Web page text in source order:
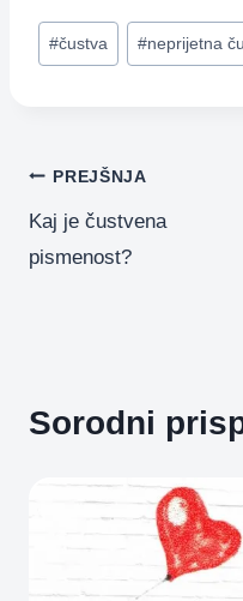
c
e
o
k
ss
e
er
Post
Tags:
#čustva #neprijetna
Navigacija
prispevka
PREJŠNJA
Kaj je čustvena
pismenost?
Sorodni